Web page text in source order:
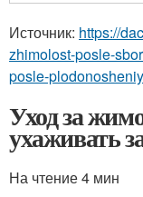
Источник: https://
zhimolost-posle-
posle-
Уход за
ухаживать
На чтение 4 мин